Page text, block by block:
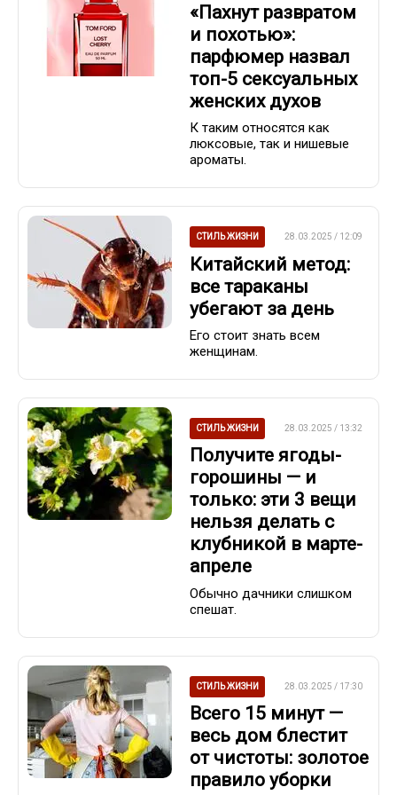
«Пахнут развратом
и похотью»:
парфюмер назвал
топ-5 сексуальных
женских духов
К таким относятся как
люксовые, так и нишевые
ароматы.
СТИЛЬ ЖИЗНИ 28.03.2025 / 12:09
Китайский метод:
все тараканы
убегают за день
Его стоит знать всем
женщинам.
СТИЛЬ ЖИЗНИ 28.03.2025 / 13:32
Получите ягоды-
горошины — и
только: эти 3 вещи
нельзя делать с
клубникой в марте-
апреле
Обычно дачники слишком
спешат.
СТИЛЬ ЖИЗНИ 28.03.2025 / 17:30
Всего 15 минут —
весь дом блестит
от чистоты: золотое
правило уборки